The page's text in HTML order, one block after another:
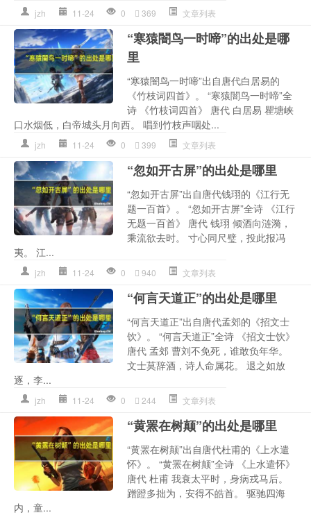
jzh 11-24 0 369 文章列表
“寒猿闇鸟一时啼”的出处是哪
里
“寒猿闇鸟一时啼”出自唐代白居易的
《竹枝词四首》。 “寒猿闇鸟一时啼”全
诗 《竹枝词四首》 唐代 白居易 瞿塘峡
口水烟低，白帝城头月向西。 唱到竹枝声咽处...
jzh 11-24 0 399 文章列表
“忽如开古屏”的出处是哪里
“忽如开古屏”出自唐代钱珝的《江行无
题一百首》。 “忽如开古屏”全诗 《江行
无题一百首》 唐代 钱珝 倾酒向涟漪，
乘流欲去时。 寸心同尺璧，投此报冯
夷。 江...
jzh 11-24 0 940 文章列表
“何言天道正”的出处是哪里
“何言天道正”出自唐代孟郊的《招文士
饮》。 “何言天道正”全诗 《招文士饮》
唐代 孟郊 曹刘不免死，谁敢负年华。
文士莫辞酒，诗人命属花。 退之如放
逐，李...
jzh 11-24 0 244 文章列表
“黄罴在树颠”的出处是哪里
“黄罴在树颠”出自唐代杜甫的《上水遣
怀》。 “黄罴在树颠”全诗 《上水遣怀》
唐代 杜甫 我衰太平时，身病戎马后。
蹭蹬多拙为，安得不皓首。 驱驰四海
内，童...